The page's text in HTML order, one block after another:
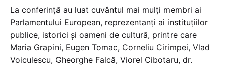
La conferință au luat cuvântul mai mulți membri ai
Parlamentului European, reprezentanți ai instituțiilor
publice, istorici și oameni de cultură, printre care
Maria Grapini, Eugen Tomac, Corneliu Cirimpei, Vlad
Voiculescu, Gheorghe Falcă, Viorel Cibotaru, dr.